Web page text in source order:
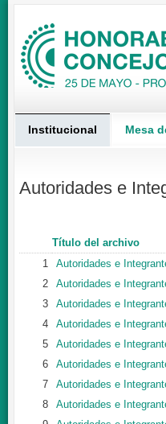
Institucional Mesa
Autoridades e
Título del archivo
1
Autoridades e
2
Autoridades e
3
Autoridades e
4
Autoridades e
5
Autoridades e
6
Autoridades e
7
Autoridades e
8
Autoridades e